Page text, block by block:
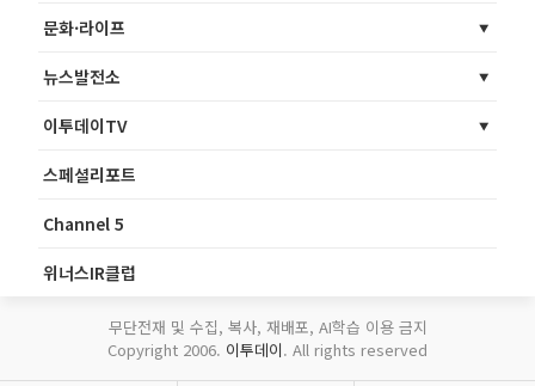
문화·라이프
뉴스발전소
이투데이TV
스페셜리포트
Channel 5
위너스IR클럽
무단전재 및 수집, 복사, 재배포, AI학습 이용 금지
Copyright 2006. 이투데이. All rights reserved